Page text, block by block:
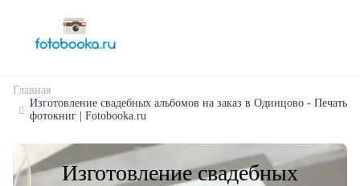
Главная
Изготовление свадебных альбомов на заказ в Одинцово - Печать
фотокниг | Fotobooka.ru
Изготовление свадебных